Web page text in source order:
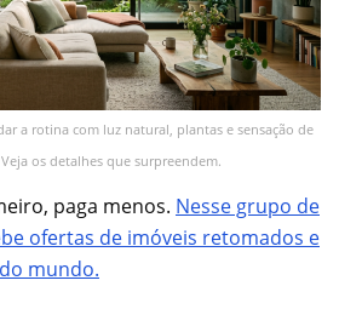
a rotina com luz natural, plantas e sensação de
os detalhes que surpreendem.
paga menos. Nesse grupo de
ofertas de imóveis retomados e
mundo.